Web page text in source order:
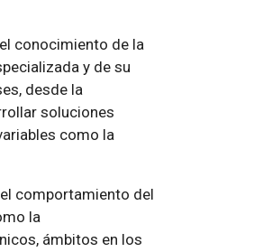
conocimiento de la
y de su
desde la
soluciones
como la
comportamiento del
la
ámbitos en los